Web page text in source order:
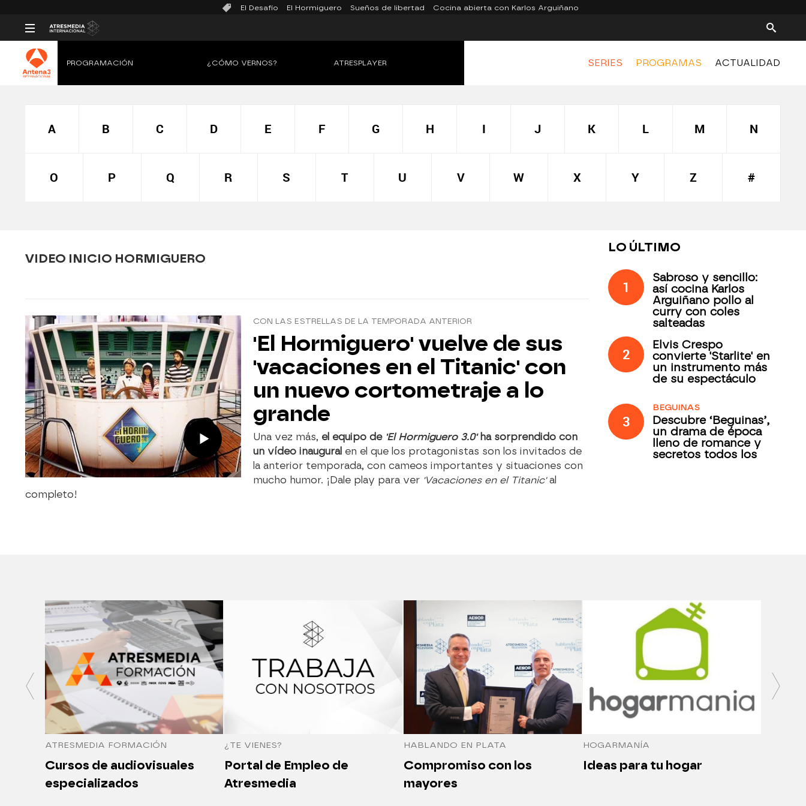
El Desafío El Hormiguero Sueños de libertad Cocina abierta con Karlos Arguiñano
SERIES PROGRAMAS ACTUALIDAD
PROGRAMACIÓN ¿CÓMO VERNOS? ATRESPLAYER
A B C D E F G H I J K L M N
O P Q R S T U V W X Y Z #
VIDEO INICIO HORMIGUERO
CON LAS ESTRELLAS DE LA TEMPORADA ANTERIOR
'El Hormiguero' vuelve de sus
'vacaciones en el Titanic' con
un nuevo cortometraje a lo
grande
Una vez más, el equipo de'El Hormiguero 3.0'ha sorprendido con
un vídeo inaugural en el que los protagonistas son los invitados de
la anterior temporada, con cameos importantes y situaciones con
mucho humor. ¡Dale play para ver 'Vacaciones en el Titanic'al
completo!
LO ÚLTIMO
1
Sabroso y sencillo:
así cocina Karlos
Arguiñano pollo al
curry con coles
salteadas
2
Elvis Crespo
convierte 'Starlite' en
un instrumento más
de su espectáculo
3
BEGUINAS
Descubre ‘Beguinas’,
un drama de época
lleno de romance y
secretos todos los
ATRESMEDIA FORMACIÓN
Cursos de audiovisuales
especializados
¿TE VIENES?
Portal de Empleo de
Atresmedia
HABLANDO EN PLATA
Compromiso con los
mayores
HOGARMANÍA
Ideas para tu hogar